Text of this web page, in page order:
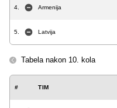
4. Armenija
5. Latvija
Tabela nakon 10. kola
# TIM